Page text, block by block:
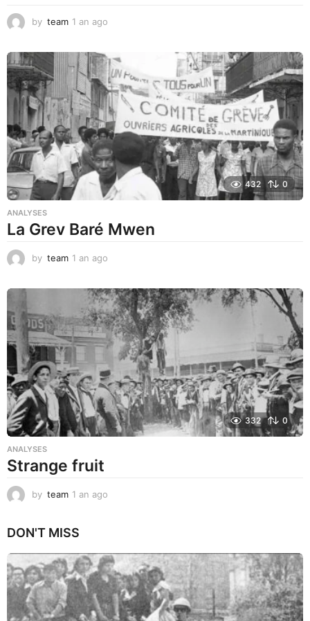
by team 1 an ago
a
g
o
432 0
ANALYSES
La Grev Baré Mwen
by team 1 an ago
a
g
o
332 0
ANALYSES
Strange fruit
by team 1 an ago
o
DON'T MISS